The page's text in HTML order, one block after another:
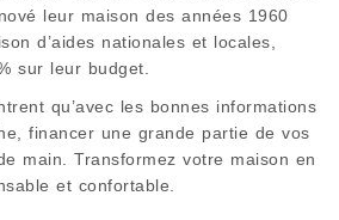
leur maison des années 1960
d’aides nationales et locales,
sur leur budget.
qu’avec les bonnes informations
financer une grande partie de vos
main. Transformez votre maison en
et confortable.